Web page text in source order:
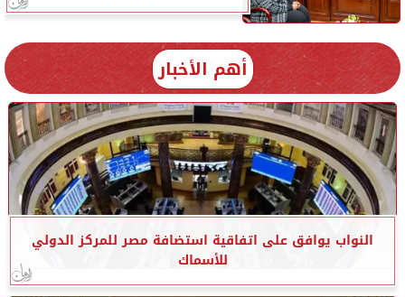
أهم الأخبار
النواب يوافق على اتفاقية استضافة مصر للمركز الدولي
للأسماك